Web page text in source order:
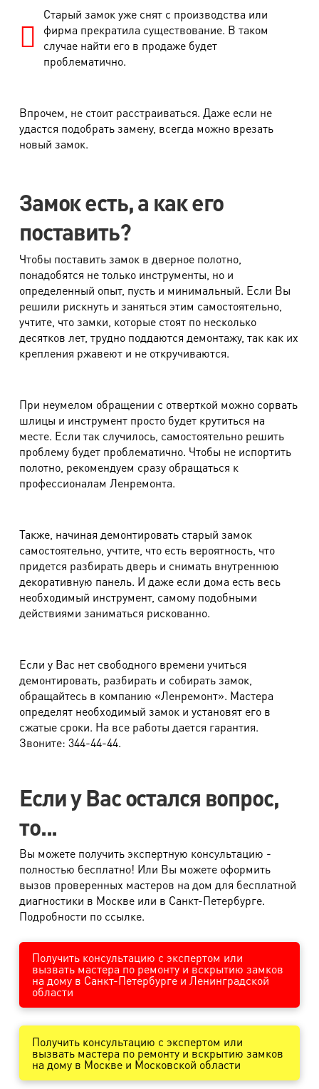
Старый замок уже снят с производства или
фирма прекратила существование. В таком
случае найти его в продаже будет
проблематично.
Впрочем, не стоит расстраиваться. Даже если не
удастся подобрать замену, всегда можно врезать
новый замок.
Замок есть, а как его
поставить?
Чтобы поставить замок в дверное полотно,
понадобятся не только инструменты, но и
определенный опыт, пусть и минимальный. Если Вы
решили рискнуть и заняться этим самостоятельно,
учтите, что замки, которые стоят по несколько
десятков лет, трудно поддаются демонтажу, так как их
крепления ржавеют и не откручиваются.
При неумелом обращении с отверткой можно сорвать
шлицы и инструмент просто будет крутиться на
месте. Если так случилось, самостоятельно решить
проблему будет проблематично. Чтобы не испортить
полотно, рекомендуем сразу обращаться к
профессионалам Ленремонта.
Также, начиная демонтировать старый замок
самостоятельно, учтите, что есть вероятность, что
придется разбирать дверь и снимать внутреннюю
декоративную панель. И даже если дома есть весь
необходимый инструмент, самому подобными
действиями заниматься рискованно.
Если у Вас нет свободного времени учиться
демонтировать, разбирать и собирать замок,
обращайтесь в компанию «Ленремонт». Мастера
определят необходимый замок и установят его в
сжатые сроки. На все работы дается гарантия.
Звоните: 344-44-44.
Если у Вас остался вопрос,
то...
Вы можете получить экспертную консультацию -
полностью бесплатно! Или Вы можете оформить
вызов проверенных мастеров на дом для бесплатной
диагностики в Москве или в Санкт-Петербурге.
Подробности по ссылке.
Получить консультацию с экспертом или
вызвать мастера по ремонту и вскрытию замков
на дому в Санкт-Петербурге и Ленинградской
области
Получить консультацию с экспертом или
вызвать мастера по ремонту и вскрытию замков
на дому в Москве и Московской области